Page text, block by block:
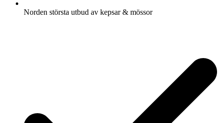
Norden största utbud av kepsar & mössor